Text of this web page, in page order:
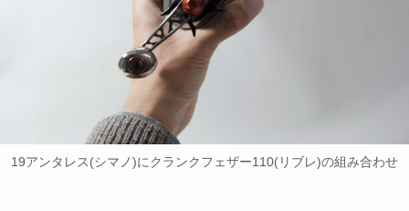
19アンタレス(シマノ)にクランクフェザー110(リブレ)の組み合わせ